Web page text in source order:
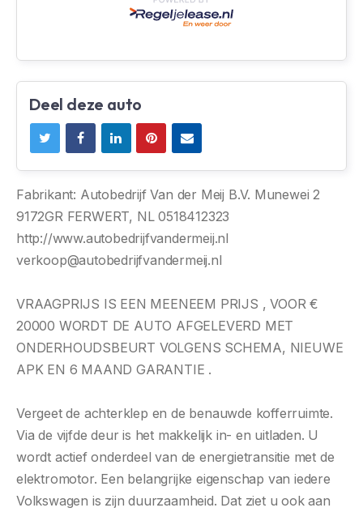
Deel deze auto
Fabrikant: Autobedrijf Van der Meij B.V. Munewei 2
9172GR FERWERT, NL 0518412323
http://www.autobedrijfvandermeij.nl
verkoop@autobedrijfvandermeij.nl
VRAAGPRIJS IS EEN MEENEEM PRIJS , VOOR €
20000 WORDT DE AUTO AFGELEVERD MET
ONDERHOUDSBEURT VOLGENS SCHEMA, NIEUWE
APK EN 6 MAAND GARANTIE .
Vergeet de achterklep en de benauwde kofferruimte.
Via de vijfde deur is het makkelijk in- en uitladen. U
wordt actief onderdeel van de energietransitie met de
elektromotor. Een belangrijke eigenschap van iedere
Volkswagen is zijn duurzaamheid. Dat ziet u ook aan